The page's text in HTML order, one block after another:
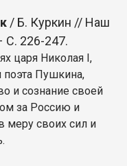
/ Б. Куркин // Наш
С. 226-247.
царя Николая I,
Пушкина,
и сознание своей
за Россию и
меру своих сил и